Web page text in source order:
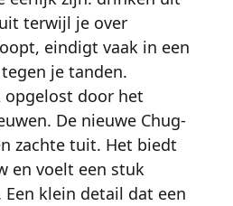
terwijl je over
eindigt vaak in een
je tanden.
opgelost door het
De nieuwe Chug-
zachte tuit. Het biedt
en voelt een stuk
klein detail dat een